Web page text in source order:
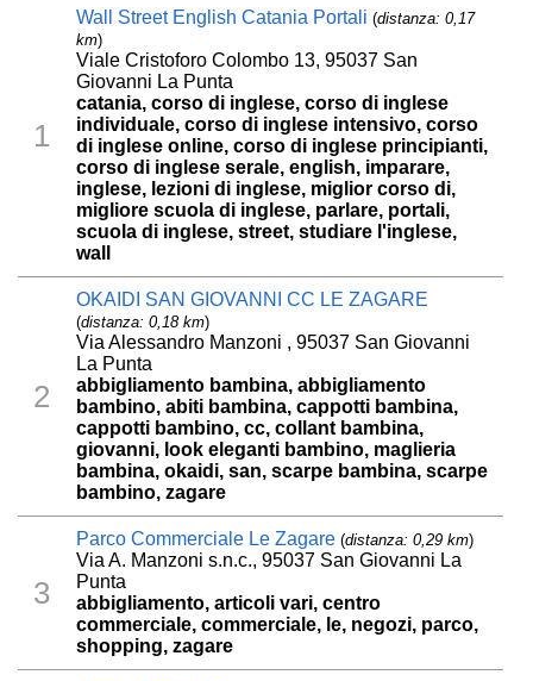
1
Wall Street English Catania Portali (distanza: 0,17
km)
Viale Cristoforo Colombo 13, 95037 San
Giovanni La Punta
catania, corso di inglese, corso di inglese
individuale, corso di inglese intensivo, corso
di inglese online, corso di inglese principianti,
corso di inglese serale, english, imparare,
inglese, lezioni di inglese, miglior corso di,
migliore scuola di inglese, parlare, portali,
scuola di inglese, street, studiare l'inglese,
wall
2
OKAIDI SAN GIOVANNI CC LE ZAGARE
(distanza: 0,18 km)
Via Alessandro Manzoni , 95037 San Giovanni
La Punta
abbigliamento bambina, abbigliamento
bambino, abiti bambina, cappotti bambina,
cappotti bambino, cc, collant bambina,
giovanni, look eleganti bambino, maglieria
bambina, okaidi, san, scarpe bambina, scarpe
bambino, zagare
3
Parco Commerciale Le Zagare (distanza: 0,29 km)
Via A. Manzoni s.n.c., 95037 San Giovanni La
Punta
abbigliamento, articoli vari, centro
commerciale, commerciale, le, negozi, parco,
shopping, zagare